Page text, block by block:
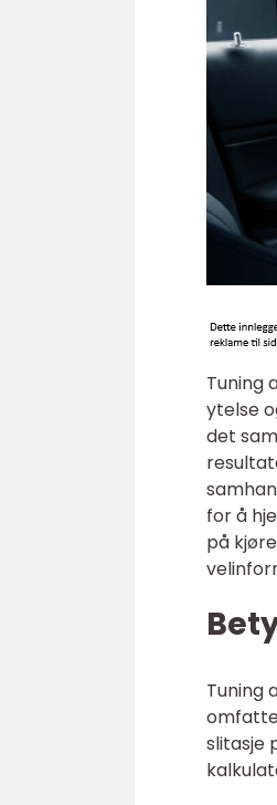
Tuning
ytelse
det
for å
på
Tuning
slitasje